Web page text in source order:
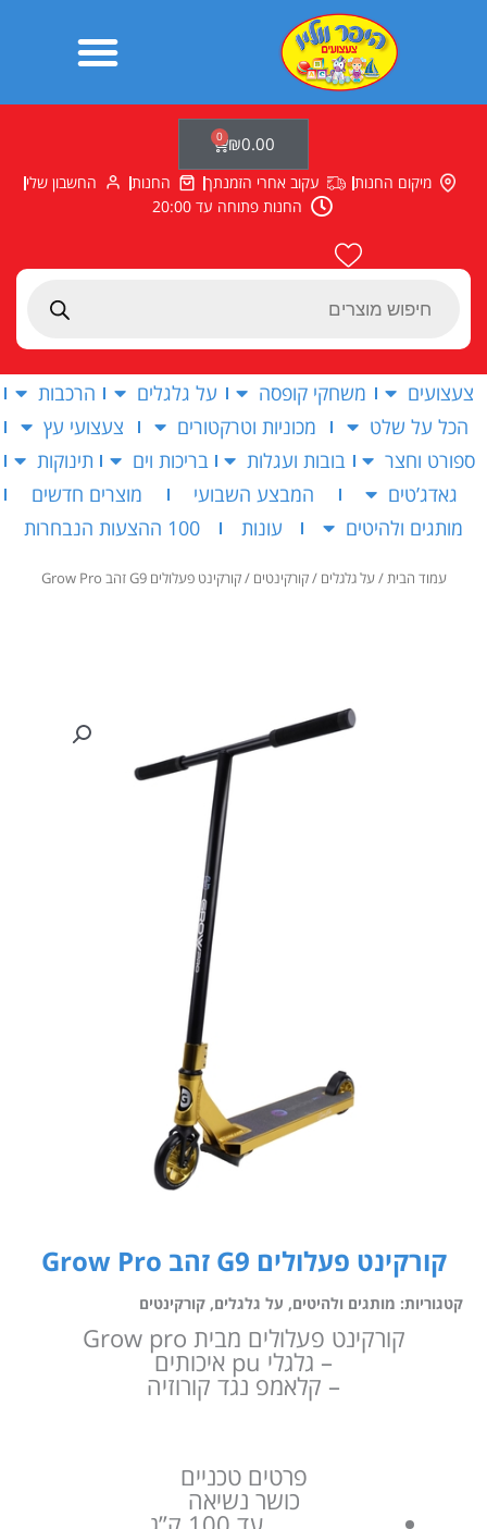
Products
₪0.00
0
עגלת
קניות
מיקום החנות עקוב אחרי הזמנתך החנות
החשבון שלי
החנות פתוחה עד 20:00
צעצועים משחקי קופסה על גלגלים
הרכבות
הכל על שלט
מכוניות וטרקטורים
צעצועי עץ
ספורט וחצר
בובות ועגלות בריכות וים
תינוקות
גאדג’טים
המבצע השבועי
מוצרים חדשים
מותגים ולהיטים
עונות 100 ההצעות הנבחרות
עמוד הבית/על גלגלים /קורקינטים / קורקינט פעלולים G9 זהב Grow Pro
קורקינט פעלולים G9 זהב Grow Pro
קטגוריות: מותגים ולהיטים, על גלגלים,קורקינטים
קורקינט פעלולים מבית Grow pro
– גלגלי pu איכותים
– קלאמפ נגד קורוזיה
פרטים טכניים
כושר נשיאה